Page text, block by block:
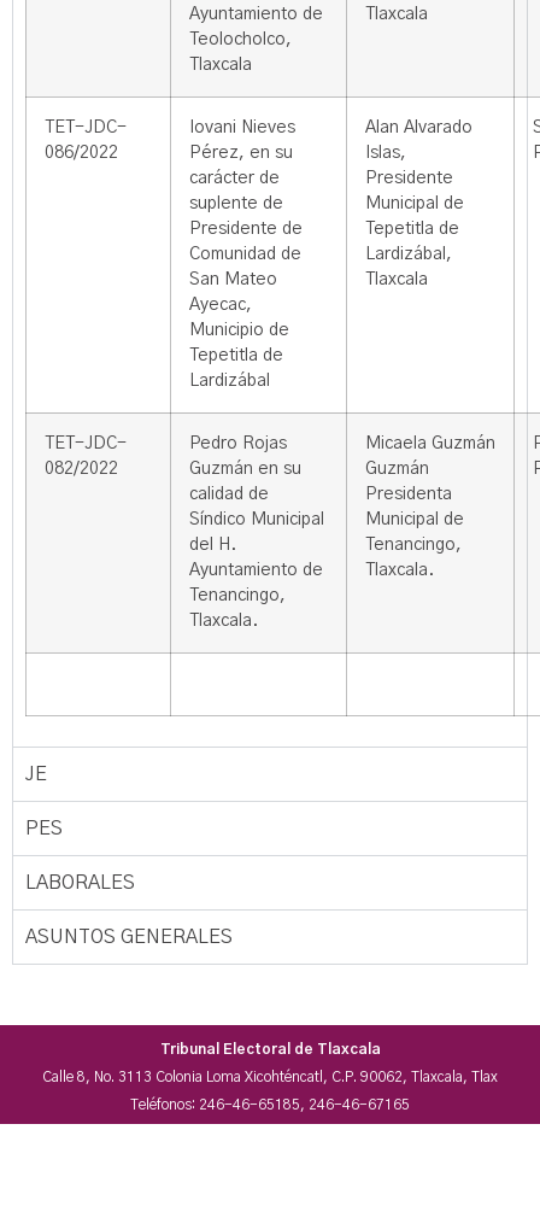
Ayuntamiento de
Teolocholco,
Tlaxcala
Tlaxcala
TET-JDC-
086/2022
Iovani Nieves
Pérez, en su
carácter de
suplente de
Presidente de
Comunidad de
San Mateo
Ayecac,
Municipio de
Tepetitla de
Lardizábal
Alan Alvarado
Islas,
Presidente
Municipal de
Tepetitla de
Lardizábal,
Tlaxcala
TET-JDC-
082/2022
Pedro Rojas
Guzmán en su
calidad de
Síndico Municipal
del H.
Ayuntamiento de
Tenancingo,
Tlaxcala.
Micaela Guzmán
Guzmán
Presidenta
Municipal de
Tenancingo,
Tlaxcala.
JE
PES
LABORALES
ASUNTOS GENERALES
Tribunal Electoral de Tlaxcala
Calle 8, No. 3113 Colonia Loma Xicohténcatl, C.P. 90062, Tlaxcala, Tlax
Teléfonos: 246-46-65185, 246-46-67165